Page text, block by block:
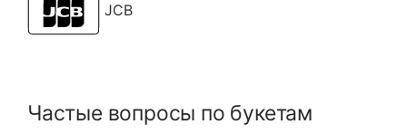
JCB
Частые вопросы по букетам